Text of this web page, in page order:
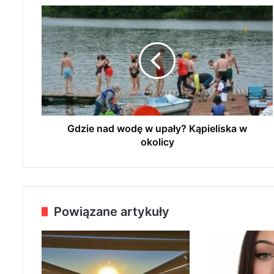
G
d
z
e
n
a
d
w
w
ł
y
ą
Gdzie nad wodę w upały? Kąpieliska w
okolicy
Powiązane artykuły